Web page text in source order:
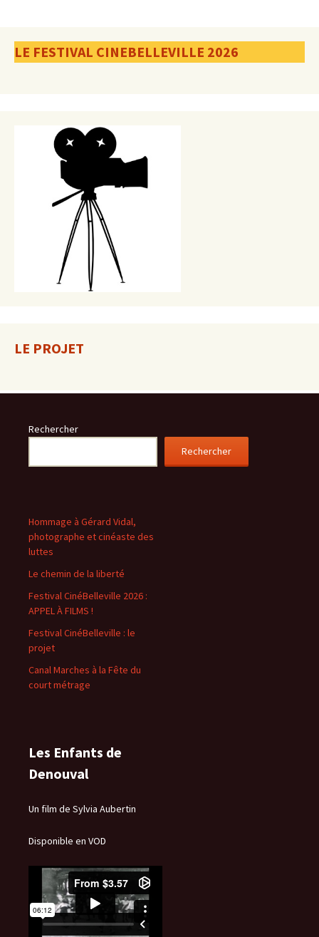
LE FESTIVAL CINEBELLEVILLE 2026
LE PROJET
Rechercher
Rechercher
Hommage à Gérard Vidal,
photographe et cinéaste des
luttes
Le chemin de la liberté
Festival CinéBelleville 2026 :
APPEL À FILMS !
Festival CinéBelleville : le
projet
Canal Marches à la Fête du
court métrage
Les Enfants de
Denouval
Un film de Sylvia Aubertin
Disponible en VOD